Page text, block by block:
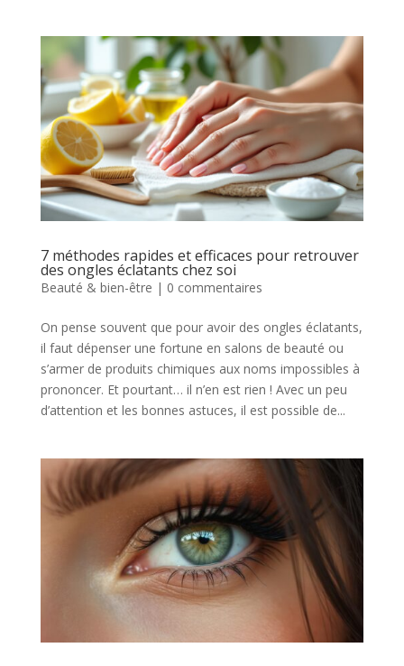
7 méthodes rapides et efficaces pour retrouver
des ongles éclatants chez soi
Beauté & bien-être | 0 commentaires
On pense souvent que pour avoir des ongles éclatants,
il faut dépenser une fortune en salons de beauté ou
s’armer de produits chimiques aux noms impossibles à
prononcer. Et pourtant… il n’en est rien ! Avec un peu
d’attention et les bonnes astuces, il est possible de...